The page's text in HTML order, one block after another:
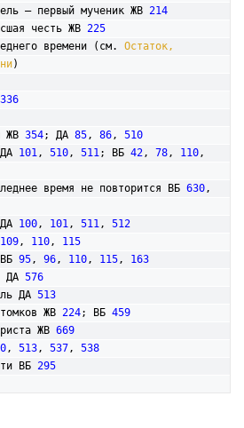
– первый мученик ЖВ
214
честь ЖВ
225
времени (см.
Остаток,
)
336
ЖВ
354; ДА 85, 86, 510
101, 510, 511; ВБ 42, 78, 110
время не повторится ВБ
630
100, 101, 511, 512
109, 110, 115
95, 96, 110, 115, 163
ДА 576
ДА
513
ЖВ
224; ВБ 459
ЖВ
669
, 513, 537, 538
ВБ
295